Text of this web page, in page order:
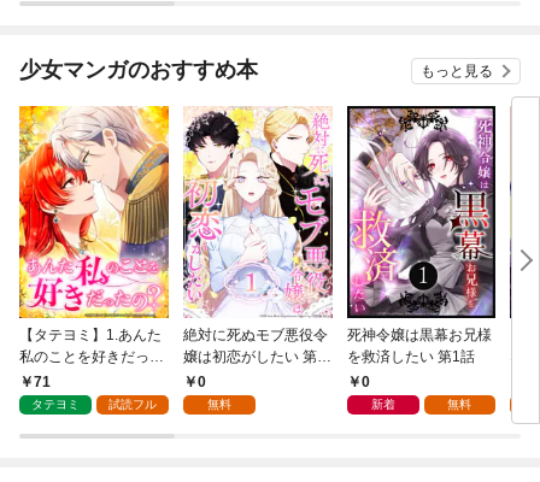
少女マンガのおすすめ本 もっと見る
【タテヨミ】1.あんた
私のことを好きだった
の？
71
タテヨミ 試読フル
絶対に死ぬモブ悪役令
嬢は初恋がしたい 第1
話0
無料
死神令嬢は黒幕お兄様
を救済したい 第1話
0
新着 無料
な